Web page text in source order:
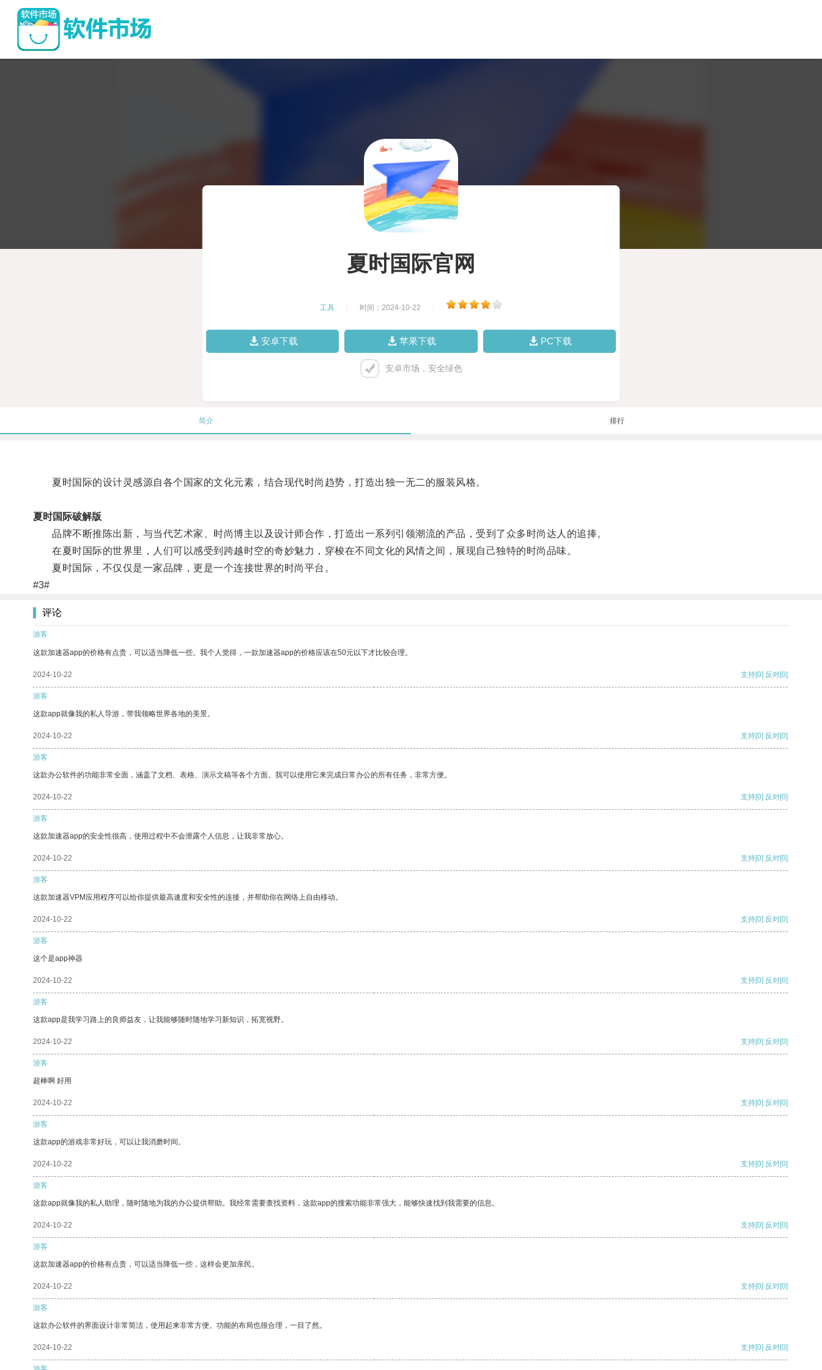
夏时国际官网
工具 时间：2024-10-22
安卓下载 苹果下载 PC下载
安卓市场，安全绿色
简介 排行
夏时国际的设计灵感源自各个国家的文化元素，结合现代时尚趋势，打造出独一无二的服装风格。
夏时国际破解版
品牌不断推陈出新，与当代艺术家、时尚博主以及设计师合作，打造出一系列引领潮流的产品，受到了众多时尚达人的追捧。
在夏时国际的世界里，人们可以感受到跨越时空的奇妙魅力，穿梭在不同文化的风情之间，展现自己独特的时尚品味。
夏时国际，不仅仅是一家品牌，更是一个连接世界的时尚平台。
#3#
评论
游客
这款加速器app的价格有点贵，可以适当降低一些。我个人觉得，一款加速器app的价格应该在50元以下才比较合理。
2024-10-22 支持[0] 反对[0]
游客
这款app就像我的私人导游，带我领略世界各地的美景。
2024-10-22 支持[0] 反对[0]
游客
这款办公软件的功能非常全面，涵盖了文档、表格、演示文稿等各个方面。我可以使用它来完成日常办公的所有任务，非常方便。
2024-10-22 支持[0] 反对[0]
游客
这款加速器app的安全性很高，使用过程中不会泄露个人信息，让我非常放心。
2024-10-22 支持[0] 反对[0]
游客
这款加速器VPM应用程序可以给你提供最高速度和安全性的连接，并帮助你在网络上自由移动。
2024-10-22 支持[0] 反对[0]
游客
这个是app神器
2024-10-22 支持[0] 反对[0]
游客
这款app是我学习路上的良师益友，让我能够随时随地学习新知识，拓宽视野。
2024-10-22 支持[0] 反对[0]
游客
超棒啊 好用
2024-10-22 支持[0] 反对[0]
游客
这款app的游戏非常好玩，可以让我消磨时间。
2024-10-22 支持[0] 反对[0]
游客
这款app就像我的私人助理，随时随地为我的办公提供帮助。我经常需要查找资料，这款app的搜索功能非常强大，能够快速找到我需要的信息。
2024-10-22 支持[0] 反对[0]
游客
这款加速器app的价格有点贵，可以适当降低一些，这样会更加亲民。
2024-10-22 支持[0] 反对[0]
游客
这款办公软件的界面设计非常简洁，使用起来非常方便。功能的布局也很合理，一目了然。
2024-10-22 支持[0] 反对[0]